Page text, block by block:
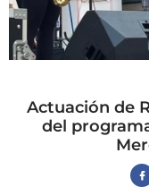
Actuación de
del